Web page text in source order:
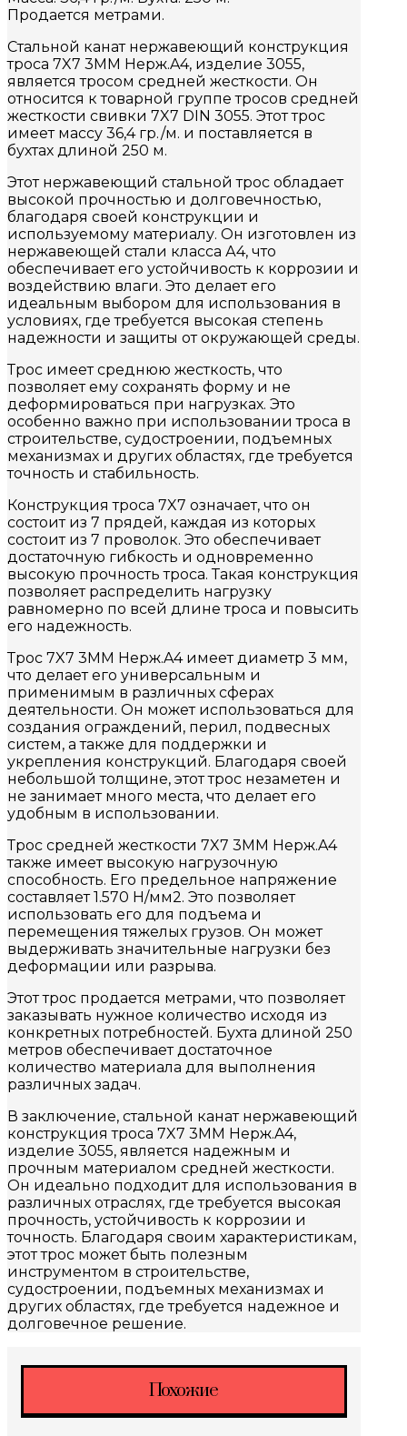
Продается метрами.
Стальной канат нержавеющий конструкция
троса 7X7 3MM Нерж.A4, изделие 3055,
является тросом средней жесткости. Он
относится к товарной группе тросов средней
жесткости свивки 7X7 DIN 3055. Этот трос
имеет массу 36,4 гр./м. и поставляется в
бухтах длиной 250 м.
Этот нержавеющий стальной трос обладает
высокой прочностью и долговечностью,
благодаря своей конструкции и
используемому материалу. Он изготовлен из
нержавеющей стали класса А4, что
обеспечивает его устойчивость к коррозии и
воздействию влаги. Это делает его
идеальным выбором для использования в
условиях, где требуется высокая степень
надежности и защиты от окружающей среды.
Трос имеет среднюю жесткость, что
позволяет ему сохранять форму и не
деформироваться при нагрузках. Это
особенно важно при использовании троса в
строительстве, судостроении, подъемных
механизмах и других областях, где требуется
точность и стабильность.
Конструкция троса 7X7 означает, что он
состоит из 7 прядей, каждая из которых
состоит из 7 проволок. Это обеспечивает
достаточную гибкость и одновременно
высокую прочность троса. Такая конструкция
позволяет распределить нагрузку
равномерно по всей длине троса и повысить
его надежность.
Трос 7X7 3MM Нерж.A4 имеет диаметр 3 мм,
что делает его универсальным и
применимым в различных сферах
деятельности. Он может использоваться для
создания ограждений, перил, подвесных
систем, а также для поддержки и
укрепления конструкций. Благодаря своей
небольшой толщине, этот трос незаметен и
не занимает много места, что делает его
удобным в использовании.
Трос средней жесткости 7X7 3MM Нерж.A4
также имеет высокую нагрузочную
способность. Его предельное напряжение
составляет 1.570 Н/мм2. Это позволяет
использовать его для подъема и
перемещения тяжелых грузов. Он может
выдерживать значительные нагрузки без
деформации или разрыва.
Этот трос продается метрами, что позволяет
заказывать нужное количество исходя из
конкретных потребностей. Бухта длиной 250
метров обеспечивает достаточное
количество материала для выполнения
различных задач.
В заключение, стальной канат нержавеющий
конструкция троса 7X7 3MM Нерж.A4,
изделие 3055, является надежным и
прочным материалом средней жесткости.
Он идеально подходит для использования в
различных отраслях, где требуется высокая
прочность, устойчивость к коррозии и
точность. Благодаря своим характеристикам,
этот трос может быть полезным
инструментом в строительстве,
судостроении, подъемных механизмах и
других областях, где требуется надежное и
долговечное решение.
Похожие